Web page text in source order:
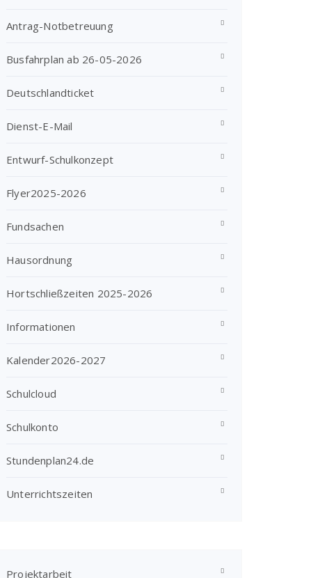
Antrag-Notbetreuung
Busfahrplan ab 26-05-2026
Deutschlandticket
Dienst-E-Mail
Entwurf-Schulkonzept
Flyer2025-2026
Fundsachen
Hausordnung
Hortschließzeiten 2025-2026
Informationen
Kalender2026-2027
Schulcloud
Schulkonto
Stundenplan24.de
Unterrichtszeiten
Projektarbeit